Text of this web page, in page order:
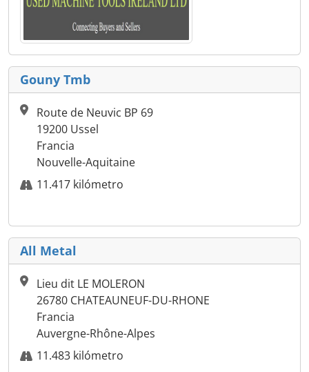
Gouny Tmb
Route de Neuvic BP 69
19200 Ussel
Francia
Nouvelle-Aquitaine
11.417 kilómetro
All Metal
Lieu dit LE MOLERON
26780 CHATEAUNEUF-DU-RHONE
Francia
Auvergne-Rhône-Alpes
11.483 kilómetro